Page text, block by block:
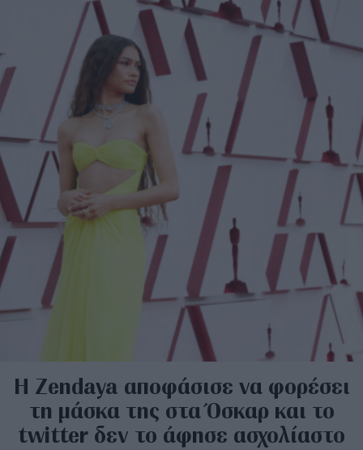
H Zendaya αποφάσισε να φορέσει
τη μάσκα της στα Όσκαρ και το
twitter δεν το άφησε ασχολίαστο